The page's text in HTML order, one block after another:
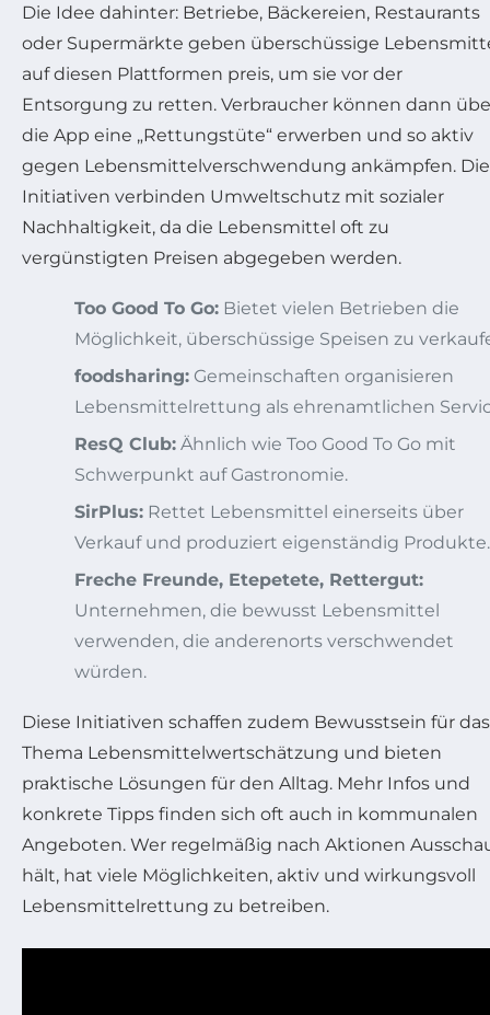
Die Idee dahinter: Betriebe, Bäckereien, Restaurants
oder Supermärkte geben überschüssige
auf diesen Plattformen preis, um sie vor der
Entsorgung zu retten. Verbraucher können dann
die App eine „Rettungstüte“ erwerben und so aktiv
gegen Lebensmittelverschwendung ankämpfen.
Initiativen verbinden Umweltschutz mit sozialer
Nachhaltigkeit, da die Lebensmittel oft zu
vergünstigten Preisen abgegeben werden.
Too Good To Go: Bietet vielen Betrieben die
Möglichkeit, überschüssige Speisen zu
foodsharing: Gemeinschaften organisieren
Lebensmittelrettung als ehrenamtlichen
ResQ Club: Ähnlich wie Too Good To Go mit
Schwerpunkt auf Gastronomie.
SirPlus: Rettet Lebensmittel einerseits über
Verkauf und produziert eigenständig Produkte.
Freche Freunde, Etepetete, Rettergut:
Unternehmen, die bewusst Lebensmittel
verwenden, die anderenorts verschwendet
würden.
Diese Initiativen schaffen zudem Bewusstsein für das
Thema Lebensmittelwertschätzung und bieten
praktische Lösungen für den Alltag. Mehr Infos und
konkrete Tipps finden sich oft auch in kommunalen
Angeboten. Wer regelmäßig nach Aktionen
hält, hat viele Möglichkeiten, aktiv und wirkungsvoll
Lebensmittelrettung zu betreiben.